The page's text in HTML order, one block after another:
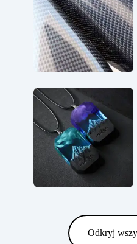
Odkryj